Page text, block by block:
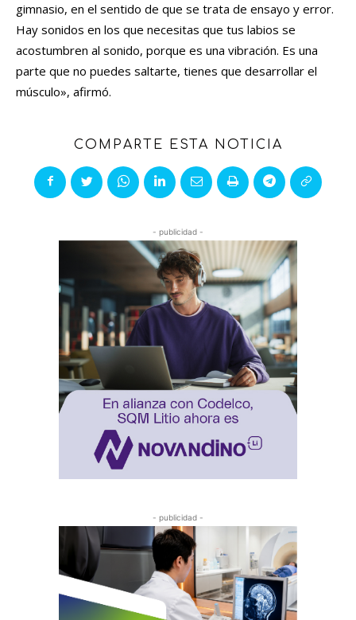
gimnasio, en el sentido de que se trata de ensayo y error.
Hay sonidos en los que necesitas que tus labios se
acostumbren al sonido, porque es una vibración. Es una
parte que no puedes saltarte, tienes que desarrollar el
músculo», afirmó.
COMPARTE ESTA NOTICIA
- publicidad -
- publicidad -